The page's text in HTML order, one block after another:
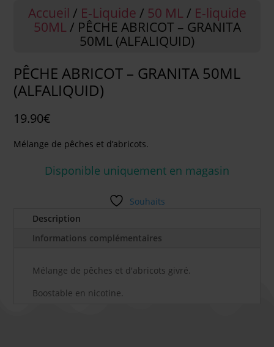
Accueil / E-Liquide / 50 ML / E-liquide
50ML / PÊCHE ABRICOT – GRANITA
50ML (ALFALIQUID)
PÊCHE ABRICOT – GRANITA 50ML
(ALFALIQUID)
19.90€
Mélange de pêches et d’abricots.
Disponible uniquement en magasin
Souhaits
Description
Informations complémentaires
Mélange de pêches et d'abricots givré.
Boostable en nicotine.